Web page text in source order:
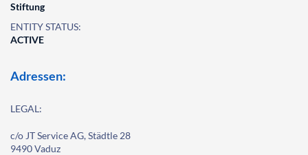
Stiftung
ENTITY STATUS:
ACTIVE
Adressen:
LEGAL:
c/o JT Service AG, Städtle 28
9490 Vaduz